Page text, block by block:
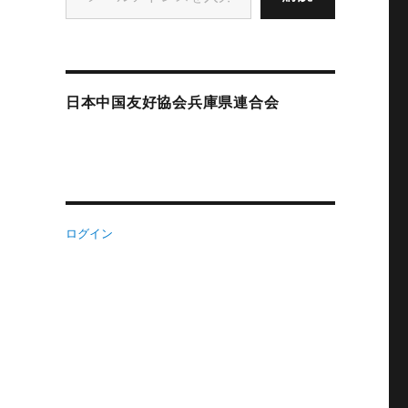
日本中国友好協会兵庫県連合会
ログイン